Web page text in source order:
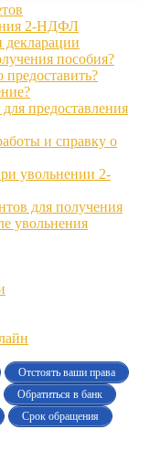
2-НДФЛ
декларации
пособия?
предоставления
и справку о
увольнении 2-
для получения
увольнения
Отстоять ваши права
Обратиться в банк
Срок обращения